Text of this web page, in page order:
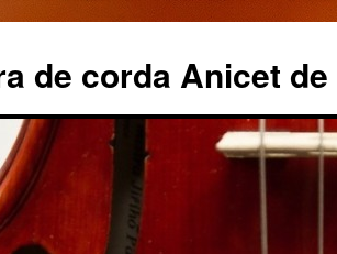
de corda Anicet de